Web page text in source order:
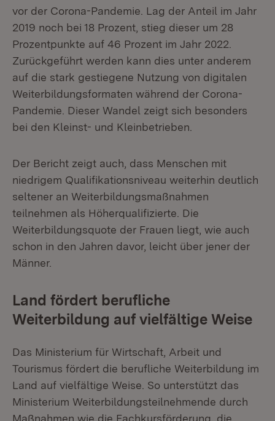
vor der Corona-Pandemie. Lag der Anteil im Jahr
2019 noch bei 18 Prozent, stieg dieser um 28
Prozentpunkte auf 46 Prozent im Jahr 2022.
Zurückgeführt werden kann dies unter anderem
auf die stark gestiegene Nutzung von digitalen
Weiterbildungsformaten während der Corona-
Pandemie. Dieser Wandel zeigt sich besonders
bei den Kleinst- und Kleinbetrieben.
Der Bericht zeigt auch, dass Menschen mit
niedrigem Qualifikationsniveau weiterhin deutlich
seltener an Weiterbildungsmaßnahmen
teilnehmen als Höherqualifizierte. Die
Weiterbildungsquote der Frauen liegt, wie auch
schon in den Jahren davor, leicht über jener der
Männer.
Land fördert berufliche
Weiterbildung auf vielfältige Weise
Das Ministerium für Wirtschaft, Arbeit und
Tourismus fördert die berufliche Weiterbildung im
Land auf vielfältige Weise. So unterstützt das
Ministerium Weiterbildungsteilnehmende durch
Maßnahmen wie die Fachkursförderung, die